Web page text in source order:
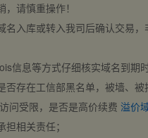
请慎重操作！
名入库或转入我司后确认交易
信息等方式仔细核实域名到期
否存在工信部黑名单，被墙、
问受限，是否是高价续费 溢价
相关责任；